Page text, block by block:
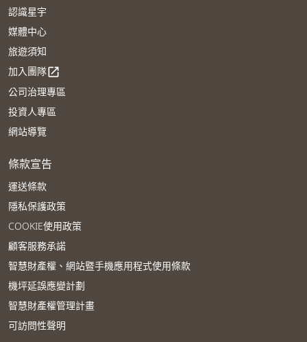
認識星宇
媒體中心
旅遊須知
加入團隊open_in_new
公司治理專區
投資人專區
網站導覽
條款宣告
運送條款
隱私保護政策
COOKIE使用政策
顧客服務承諾
智慧財產權、網站暨手機應用程式使用條款
機坪延誤應變計劃
智慧財產權管理計畫
可訪問性聲明